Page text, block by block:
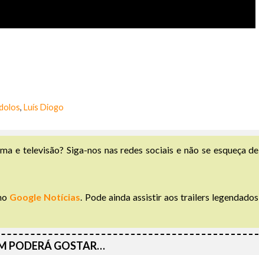
, Luís Diogo
e televisão? Siga-nos nas redes sociais e não se esqueça de
Google Notícias. Pode ainda assistir aos trailers legendados
PODERÁ GOSTAR…